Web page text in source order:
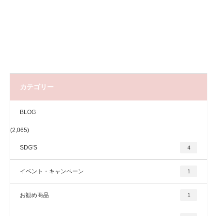
カテゴリー
BLOG
(2,065)
SDG'S 4
イベント・キャンペーン 1
お勧め商品 1